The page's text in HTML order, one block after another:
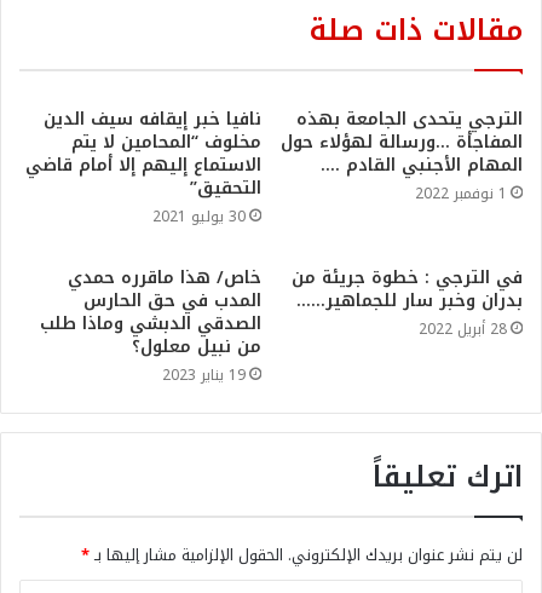
مقالات ذات صلة
الترجي يتحدى الجامعة بهذه
المفاجأة …ورسالة لهؤلاء حول
المهام الأجنبي القادم ….
1 نوفمبر 2022
نافيا خبر إيقافه سيف الدين
مخلوف “المحامين لا يتم
الاستماع إليهم إلا أمام قاضي
التحقيق”
30 يوليو 2021
في الترجي : خطوة جريئة من
بدران وخبر سار للجماهير……
28 أبريل 2022
خاص/ هذا ماقرره حمدي
المدب في حق الحارس
الصدقي الدبشي وماذا طلب
من نبيل معلول؟
19 يناير 2023
اترك تعليقاً
لن يتم نشر عنوان بريدك الإلكتروني. الحقول الإلزامية مشار إليها بـ*